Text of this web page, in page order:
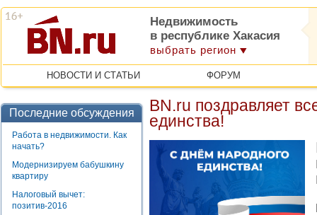
Недвижимость
в республике Хакасия
выбрать регион
НОВОСТИ И СТАТЬИ ФОРУМ
Последние обсуждения
Работа в недвижимости. Как
начать?
Модернизируем бабушкину
квартиру
Налоговый вычет:
позитив-2016
BN.ru поздравляет
единства!